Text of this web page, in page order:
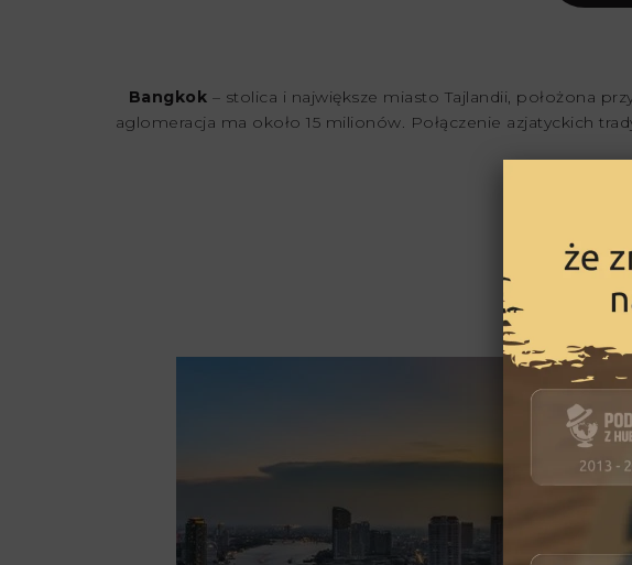
Bangkok – stolica i największe miasto Tajlandii, położona
aglomeracja ma około 15 milionów. Połączenie azjatyckich